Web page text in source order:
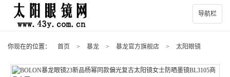
导航栏
你现在的位置： 首页 > 暴龙 > 暴龙官方旗舰店 > 太阳眼镜